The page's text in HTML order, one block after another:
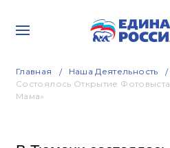
Главная Наша Деятельность
Состоялось Открытие
Мама»